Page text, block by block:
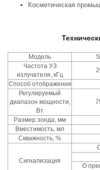
Косметическая
Модель
Частота УЗ
излучателя, кГц
Способ отображения
Регулируемый
диапазон мощности,
Вт
Размер зонда, мм
Вместимость, мл
Скважность, %
Сигнализация
О